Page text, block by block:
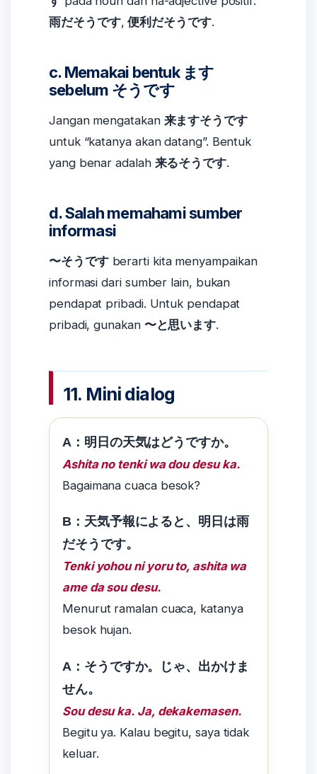
雨だそうです,便利だそうです.
c. Memakai bentuk ます
sebelum そうです
Jangan mengatakan 来ますそうです
untuk “katanya akan datang”. Bentuk
yang benar adalah 来るそうです.
d. Salah memahami sumber
informasi
〜そうですberarti kita menyampaikan
informasi dari sumber lain, bukan
pendapat pribadi. Untuk pendapat
pribadi, gunakan 〜と思います.
11. Mini dialog
A：明日の天気はどうですか。
Ashita no tenki wa dou desu ka.
Bagaimana cuaca besok?
B：天気予報によると、明日は雨
だそうです。
Tenki yohou ni yoru to, ashita wa
ame da sou desu.
Menurut ramalan cuaca, katanya
besok hujan.
A：そうですか。じゃ、出かけま
せん。
Sou desu ka. Ja, dekakemasen.
Begitu ya. Kalau begitu, saya tidak
keluar.